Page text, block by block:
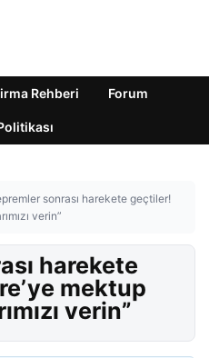
Rehberi Forum
sonrası harekete geçtiler!
verin”
harekete
mektup
verin”